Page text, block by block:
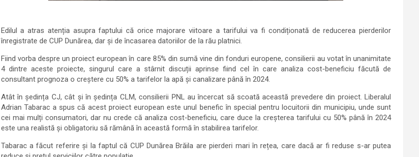
Edilul a atras atenția asupra faptului că orice majorare viitoare a tarifului va fi condiționată de reducerea pierderilor
înregistrate de CUP Dunărea, dar și de încasarea datoriilor de la rău platnici.
Fiind vorba despre un proiect european în care 85% din sumă vine din fonduri europene, consilierii au votat în unanimitate
4 dintre aceste proiecte, singurul care a stârnit discuții aprinse fiind cel în care analiza cost-beneficiu făcută de
consultant prognoza o creștere cu 50% a tarifelor la apă și canalizare până în 2024.
Atât în ședința CJ, cât și în ședința CLM, consilierii PNL au încercat să scoată această prevedere din proiect. Liberalul
Adrian Tabarac a spus că acest proiect european este unul benefic în special pentru locuitorii din municipiu, unde sunt
cei mai mulți consumatori, dar nu crede că analiza cost-beneficiu, care duce la creșterea tarifului cu 50% până în 2024
este una realistă și obligatoriu să rămână în această formă în stabilirea tarifelor.
Tabarac a făcut referire și la faptul că CUP Dunărea Brăila are pierderi mari în rețea, care dacă ar fi reduse s-ar putea